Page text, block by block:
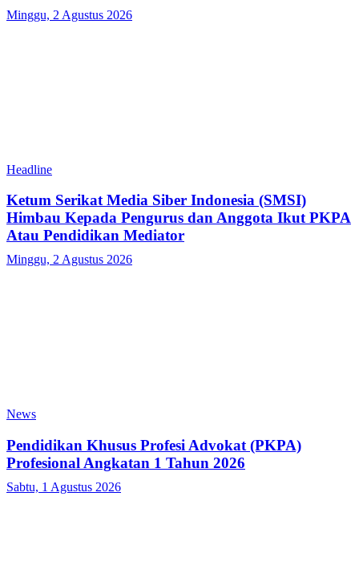
Minggu, 2 Agustus 2026
Headline
Ketum Serikat Media Siber Indonesia (SMSI)
Himbau Kepada Pengurus dan Anggota Ikut PKPA
Atau Pendidikan Mediator
Minggu, 2 Agustus 2026
News
Pendidikan Khusus Profesi Advokat (PKPA)
Profesional Angkatan 1 Tahun 2026
Sabtu, 1 Agustus 2026